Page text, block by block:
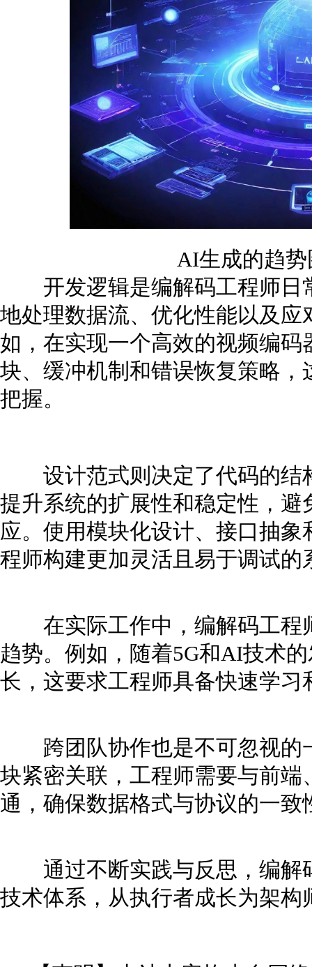
AI生成的趋
开发逻辑是编解码工程师日
地处理数据流、优化性能以及
如，在实现一个高效的视频编
块、缓冲机制和错误恢复策略
把握。
设计范式则决定了代码的结
提升系统的扩展性和稳定性，
应。使用模块化设计、接口抽
程师构建更加灵活且易于调试的
在实际工作中，编解码工程
趋势。例如，随着5G和AI技术
长，这要求工程师具备快速学
跨团队协作也是不可忽视的
块紧密关联，工程师需要与前
通，确保数据格式与协议的一致
通过不断实践与反思，编解
技术体系，从执行者成长为架